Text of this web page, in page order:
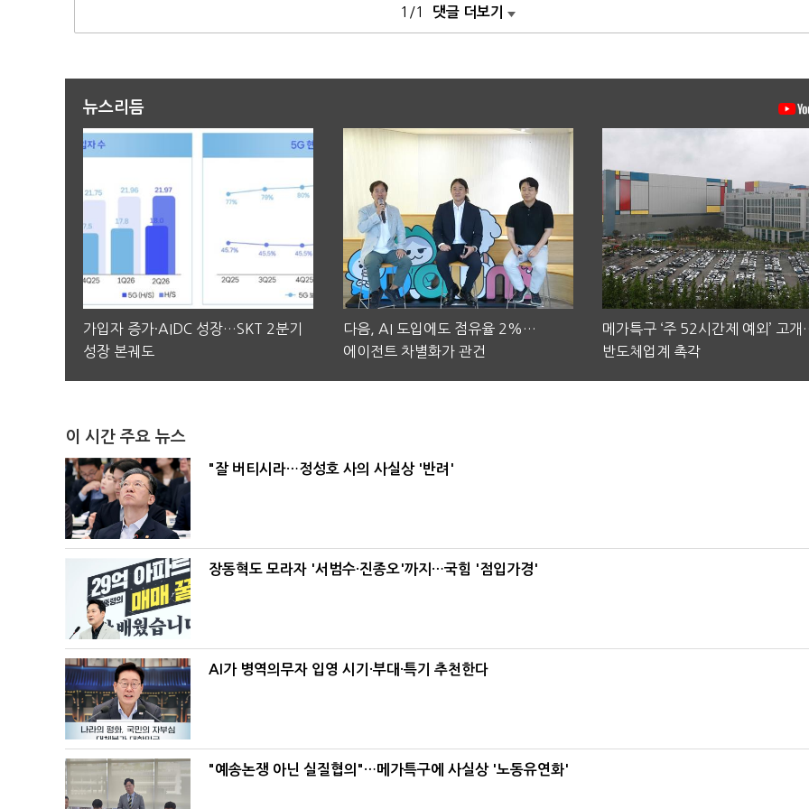
1/1 댓글 더보기
뉴스리듬
가입자 증가·AIDC 성장…SKT 2분기
성장 본궤도
다음, AI 도입에도 점유율 2%…
에이전트 차별화가 관건
메가특구 ‘주 52시간제 예외’ 고
반도체업계 촉각
이 시간 주요 뉴스
"잘 버티시라…정성호 사의 사실상 '반려'
장동혁도 모라자 '서범수·진종오'까지…국힘 '점입가경'
AI가 병역의무자 입영 시기·부대·특기 추천한다
"예송논쟁 아닌 실질협의"…메가특구에 사실상 '노동유연화'